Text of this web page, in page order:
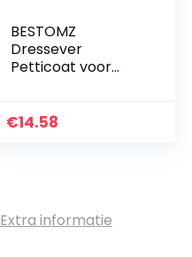
BESTOMZ
Dressever
Petticoat voor
hoepelrok, maat M,
€14.58
Extra informatie